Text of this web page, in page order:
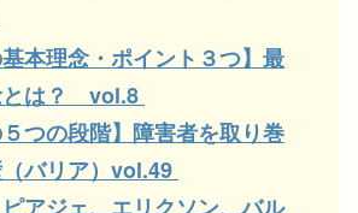
基本理念・ポイント３つ】最
とは？ vol.8
５つの段階】障害者を取り巻
バリア）vol.49